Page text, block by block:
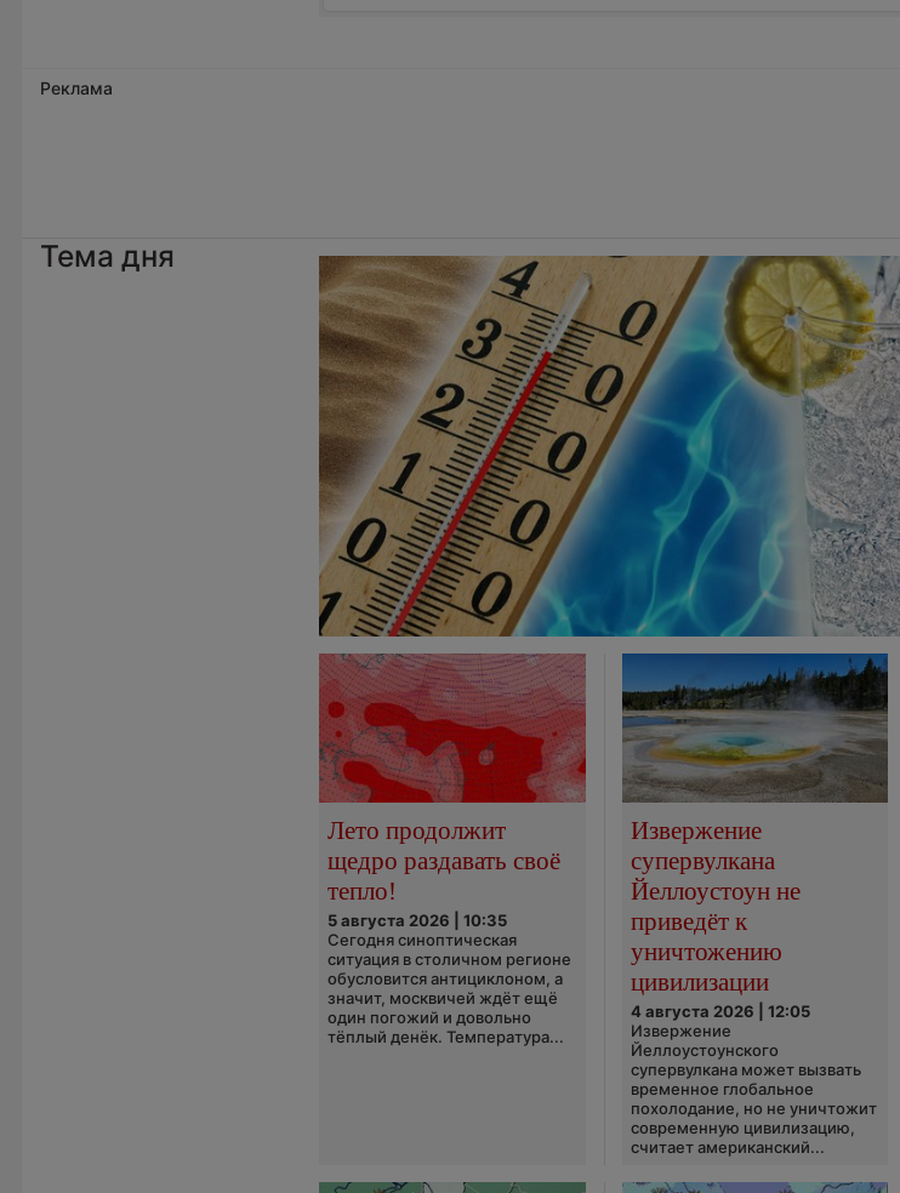
Реклама
Тема дня
Лето продолжит
щедро раздавать своё
тепло!
5 августа 2026 | 10:35
Сегодня синоптическая
ситуация в столичном регионе
обусловится антициклоном, а
значит, москвичей ждёт ещё
один погожий и довольно
тёплый денёк. Температура...
Извержение
супервулкана
Йеллоустоун не
приведёт к
уничтожению
цивилизации
4 августа 2026 | 12:05
Извержение
Йеллоустоунского
супервулкана может вызвать
временное глобальное
похолодание, но не уничтожит
современную цивилизацию,
считает американский...